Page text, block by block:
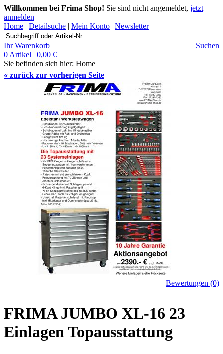
Willkommen bei Frima Shop! Sie sind nicht angemeldet, jetzt
anmelden
Home | Detailsuche | Mein Konto | Newsletter
Suchen
Ihr Warenkorb
0 Artikel | 0,00 €
Sie befinden sich hier: Home
« zurück zur vorherigen Seite
Bewertungen (0)
FRIMA JUMBO XL-16 23
Einlagen Topausstattung